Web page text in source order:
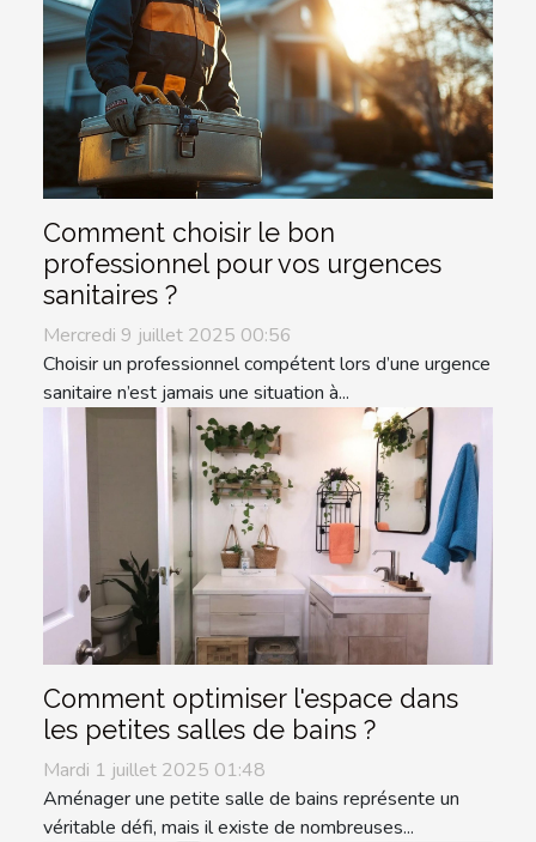
Comment choisir le bon
professionnel pour vos urgences
sanitaires ?
Mercredi 9 juillet 2025 00:56
Choisir un professionnel compétent lors d’une urgence
sanitaire n’est jamais une situation à...
Comment optimiser l'espace dans
les petites salles de bains ?
Mardi 1 juillet 2025 01:48
Aménager une petite salle de bains représente un
véritable défi, mais il existe de nombreuses...